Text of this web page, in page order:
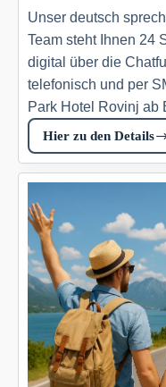
Unser deutsch
Team steht Ihnen 24
digital über die
telefonisch und per
Park Hotel Rovinj ab
Hier zu den Details
Park
Rovinj
Tui.com
DE